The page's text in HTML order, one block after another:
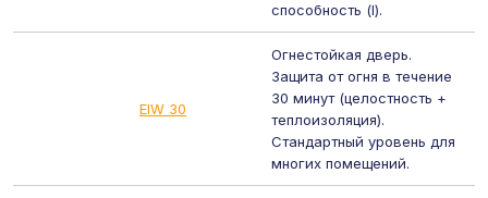
способность (I).
EIW 30
Огнестойкая дверь.
Защита от огня в течение
30 минут (целостность +
теплоизоляция).
Стандартный уровень для
многих помещений.